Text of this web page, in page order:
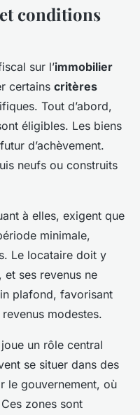
conditions
sur l’immobilier
certains critères
Tout d’abord,
éligibles. Les biens
d’achèvement.
neufs ou construits
à elles, exigent que
minimale,
Le locataire doit y
ses revenus ne
plafond, favorisant
modestes.
joue un rôle central
se situer dans des
le gouvernement, où
zones sont